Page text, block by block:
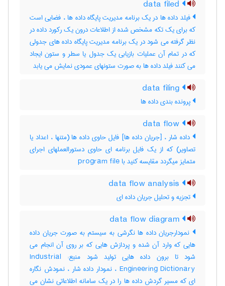
فیلد داده ها در یک برنامه مدیریت پایگاه داده ها ، فضایی است
که برای یک تکه مشخص شده از اطلاعات درون یک رکورد داده در
نظر گرفته می شود در یک برنامه مدیریت پایگاه داده های جدولی
که در تمام آن عملیات بازیابی یک جدول یا سطر و ستون ایجاد
می کنند فیلد داده ها به صورت ستونهای عمودی نمایش می یابد
پرونده ‌بندی داده ‌ها
داده ‌شار ، [جریان داده ها] فایل حاوی داده ها (متنها ، اعداد یا
تصاویر) که از یک فایل برنامه ای حاوی دستورالعملهای اجرای
متمایز میگردد مقایسه کنید با ‎ program file
تجزیه و تحلیل جریان داده ای
نمودارجریان داده ها نگرشی به سیستم به صورت جریان داده
هایی که وارد آن شده و پردازش هایی که بر روی آن انجام می
شود تا برون داده هایی تولید شود منبع: Industrial
Engineering Dictionary ، نمودار داده شار ، نمودش نگاره
ای که مسیر گردش داده ها را در یک سامانه اطلاعاتی نشان می